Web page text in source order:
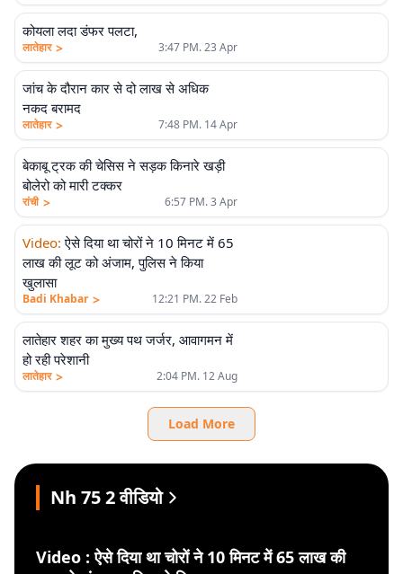
कोयला लदा डंफर पलटा,
लातेहार > 3:47 PM. 23 Apr
जांच के दौरान कार से दो लाख से अधिक
नकद बरामद
लातेहार > 7:48 PM. 14 Apr
बेकाबू ट्रक की चेसिस ने सड़क किनारे खड़ी
बोलेरो को मारी टक्कर
रांची > 6:57 PM. 3 Apr
Video: ऐसे दिया था चोरों ने 10 मिनट में 65
लाख की लूट को अंजाम, पुलिस ने किया
खुलासा
Badi Khabar > 12:21 PM. 22 Feb
लातेहार शहर का मुख्य पथ जर्जर, आवागमन में
हो रही परेशानी
लातेहार > 2:04 PM. 12 Aug
Load More
Nh 75 2 वीडियो
Video : ऐसे दिया था चोरों ने 10 मिनट में 65 लाख की